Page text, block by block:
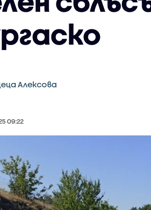
Алексова
09:22